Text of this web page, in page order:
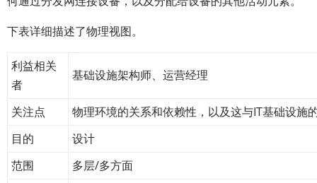
下表详细描述了物理视图。
利益相关
者
基础设施架构师、运营经理
关注点
物理环境的关系和依赖性，以及这与IT基础设施
目的
设计
范围
多层/多方面